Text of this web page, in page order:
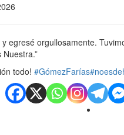
egresé orgullosamente.
Nuestra.”
todo! #GómezFarías